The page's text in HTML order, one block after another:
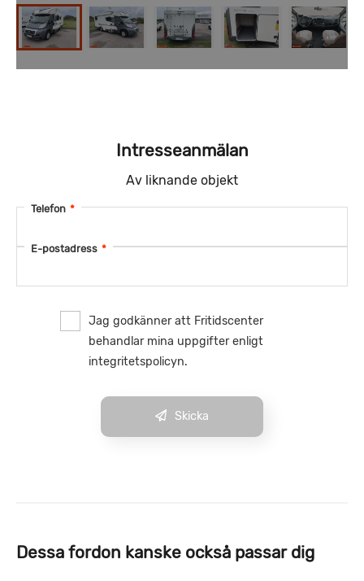
Intresseanmälan
Av liknande objekt
Telefon *
E-postadress *
Jag godkänner att Fritidscenter
behandlar mina uppgifter enligt
integritetspolicyn.
Skicka
Dessa fordon kanske också passar dig